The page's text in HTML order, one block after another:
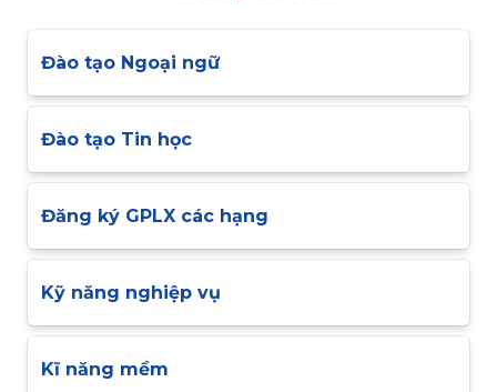
Đào tạo Ngoại ngữ
Đào tạo Tin học
Đăng ký GPLX các hạng
Kỹ năng nghiệp vụ
Kĩ năng mềm